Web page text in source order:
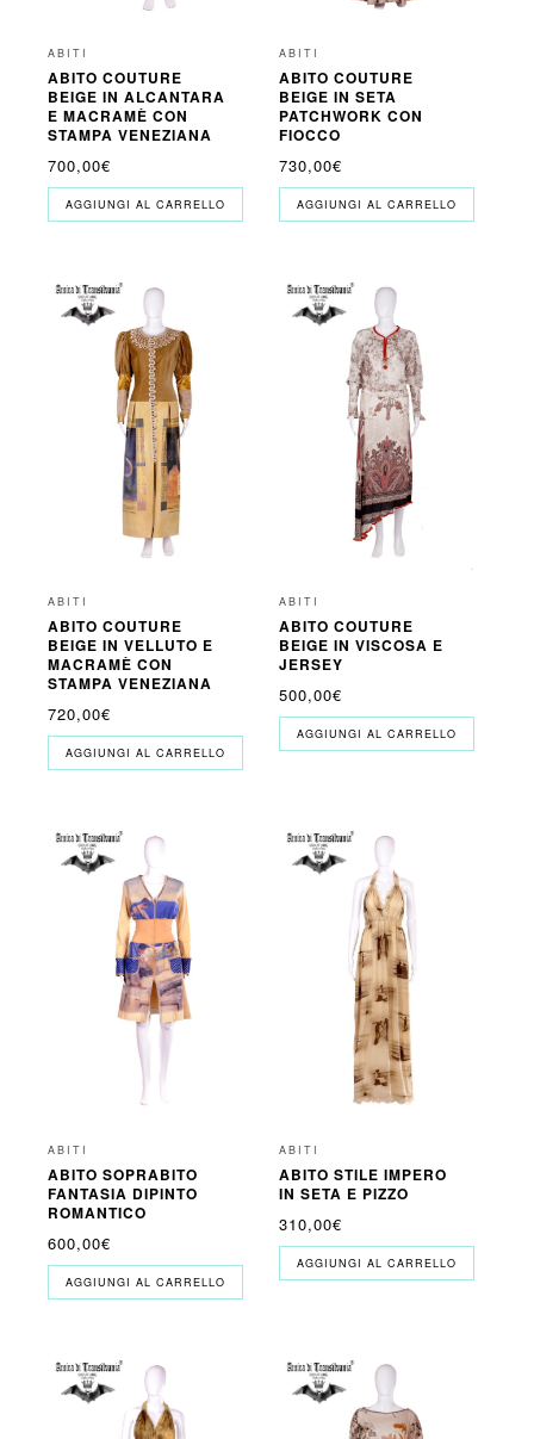
ABITI
ABITO COUTURE
BEIGE IN ALCANTARA
E MACRAMÈ CON
STAMPA VENEZIANA
700,00€
AGGIUNGI AL CARRELLO
ABITI
ABITO COUTURE
BEIGE IN SETA
PATCHWORK CON
FIOCCO
730,00€
AGGIUNGI AL CARRELLO
ABITI
ABITO COUTURE
BEIGE IN VELLUTO E
MACRAMÈ CON
STAMPA VENEZIANA
720,00€
AGGIUNGI AL CARRELLO
ABITI
ABITO COUTURE
BEIGE IN VISCOSA E
JERSEY
500,00€
AGGIUNGI AL CARRELLO
ABITI
ABITO SOPRABITO
FANTASIA DIPINTO
ROMANTICO
600,00€
AGGIUNGI AL CARRELLO
ABITI
ABITO STILE IMPERO
IN SETA E PIZZO
310,00€
AGGIUNGI AL CARRELLO